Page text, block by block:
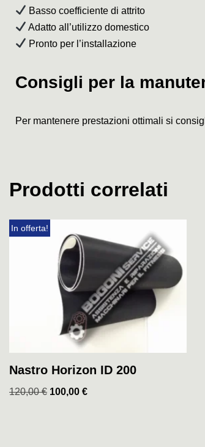
Basso coefficiente di attrito
Adatto all’utilizzo domestico
Pronto per l’installazione
Consigli per la
Per mantenere prestazioni ottimali si
Prodotti correlati
In offerta!
Nastro Horizon ID 200
120,00€ 100,00 €